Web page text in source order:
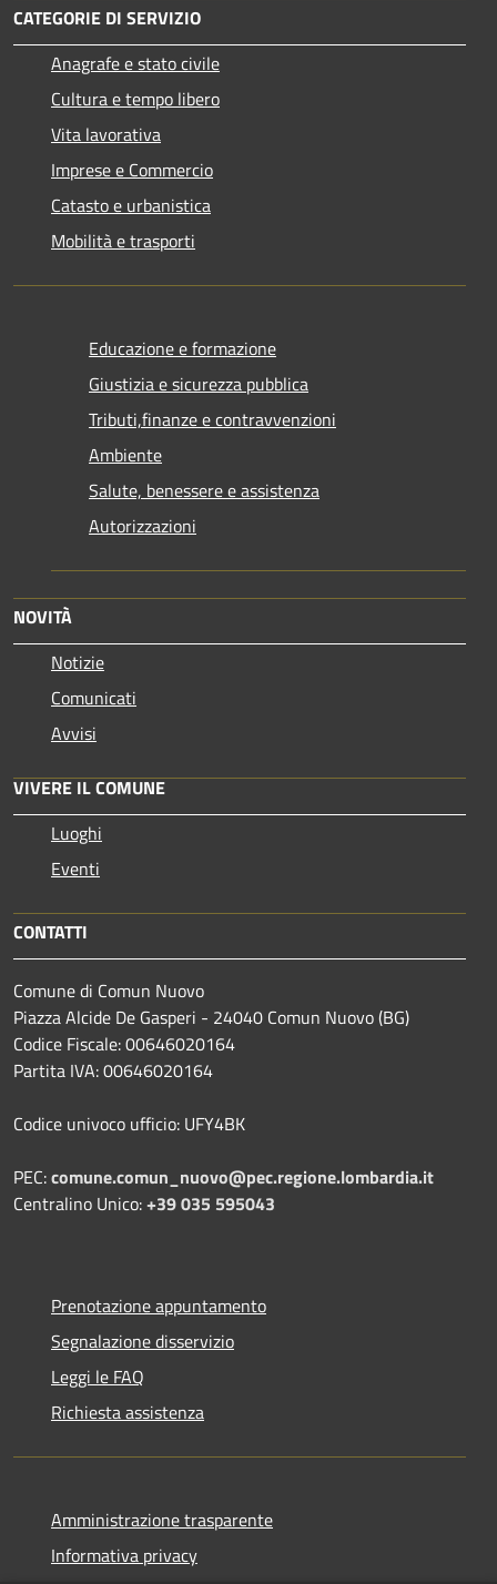
CATEGORIE DI SERVIZIO
Anagrafe e stato civile
Cultura e tempo libero
Vita lavorativa
Imprese e Commercio
Catasto e urbanistica
Mobilità e trasporti
Educazione e formazione
Giustizia e sicurezza pubblica
Tributi,finanze e contravvenzioni
Ambiente
Salute, benessere e assistenza
Autorizzazioni
NOVITÀ
Notizie
Comunicati
Avvisi
VIVERE IL COMUNE
Luoghi
Eventi
CONTATTI
Comune di Comun Nuovo
Piazza Alcide De Gasperi - 24040 Comun Nuovo (BG)
Codice Fiscale: 00646020164
Partita IVA: 00646020164
Codice univoco ufficio: UFY4BK
PEC:comune.comun_nuovo@pec.regione.lombardia.it
Centralino Unico:+39 035 595043
Prenotazione appuntamento
Segnalazione disservizio
Leggi le FAQ
Richiesta assistenza
Amministrazione trasparente
Informativa privacy